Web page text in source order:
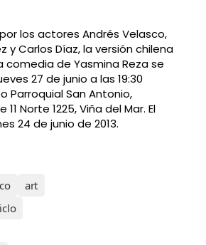
los actores Andrés Velasco,
y Carlos Díaz, la versión chilena
de Yasmina Reza se
27 de junio a las 19:30
Parroquial San Antonio,
Norte 1225, Viña del Mar. El
24 de junio de 2013.
art